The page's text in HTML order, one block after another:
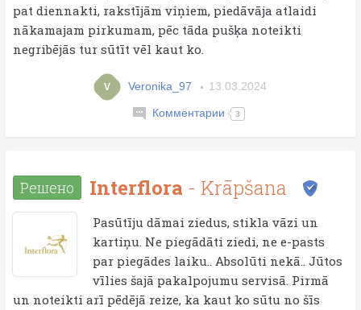
pat diennakti, rakstījām viņiem, piedāvāja atlaidi
nākamajam pirkumam, pēc tāda pušķa noteikti
negribējās tur sūtīt vēl kaut ko.
V Veronika_97 13.03.2024
Комментарии 3
Решено Interflora - Krāpšana
Pasūtīju dāmai ziedus, stikla vāzi un
kartiņu. Ne piegādāti ziedi, ne e-pasts
par piegādes laiku.. Absolūti nekā.. Jūtos
vīlies šajā pakalpojumu servisā. Pirmā
un noteikti arī pēdējā reize, ka kaut ko sūtu no šīs